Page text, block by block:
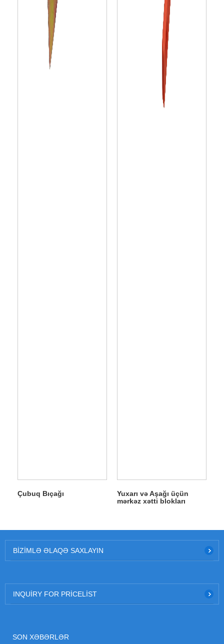
Çubuq Bıçağı
Yuxarı və Aşağı üçün
mərkəz xətti blokları
BIZIMLƏ ƏLAQƏ SAXLAYIN
INQUIRY FOR PRICELIST
SON XƏBƏRLƏR